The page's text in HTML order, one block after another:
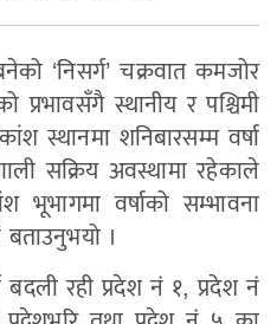
‘निसर्ग’ चक्रवात कमजोर
प्रभावसँगै स्थानीय र पश्चिमी
स्थानमा शनिबारसम्म वर्षा
सक्रिय अवस्थामा रहेकाले
भूभागमा वर्षाको सम्भावना
बताउनुभयो ।
रही प्रदेश नं १, प्रदेश नं